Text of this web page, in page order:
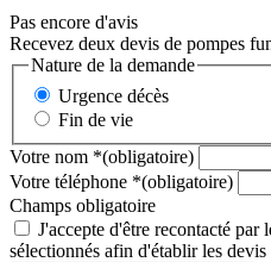
Pas encore d'avis
Recevez deux devis de pompes
Nature de la demande
Urgence décès
Fin de vie
Votre nom *(obligatoire)
Votre téléphone *(obligatoire)
Champs obligatoire
J'accepte d'être recontacté par
sélectionnés afin d'établir les devis